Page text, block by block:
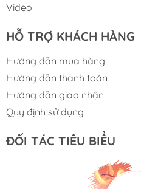
Video
HỖ TRỢ KHÁCH HÀNG
Hướng dẫn mua hàng
Hướng dẫn thanh toán
Hướng dẫn giao nhận
Quy định sử dụng
ĐỐI TÁC TIÊU BIỂU